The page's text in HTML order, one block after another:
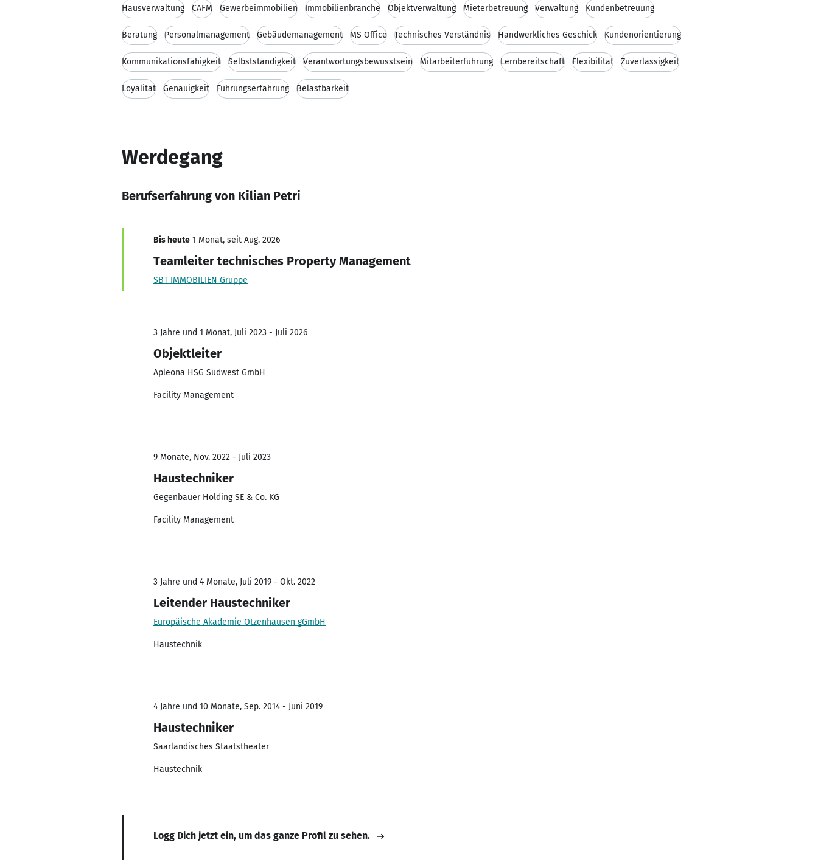
Hausverwaltung CAFM Gewerbeimmobilien Immobilienbranche Objektverwaltung Mieterbetreuung Verwaltung Kundenbetreuung
Beratung Personalmanagement Gebäudemanagement MS Office Technisches Verständnis Handwerkliches Geschick Kundenorientierung
Kommunikationsfähigkeit Selbstständigkeit Verantwortungsbewusstsein Mitarbeiterführung Lernbereitschaft Flexibilität Zuverlässigkeit
Loyalität Genauigkeit Führungserfahrung Belastbarkeit
Werdegang
Berufserfahrung von Kilian Petri
Bis heute 1 Monat, seit Aug. 2026
Teamleiter technisches Property Management
SBT IMMOBILIEN Gruppe
3 Jahre und 1 Monat, Juli 2023 - Juli 2026
Objektleiter
Apleona HSG Südwest GmbH
Facility Management
9 Monate, Nov. 2022 - Juli 2023
Haustechniker
Gegenbauer Holding SE & Co. KG
Facility Management
3 Jahre und 4 Monate, Juli 2019 - Okt. 2022
Leitender Haustechniker
Europäische Akademie Otzenhausen gGmbH
Haustechnik
4 Jahre und 10 Monate, Sep. 2014 - Juni 2019
Haustechniker
Saarländisches Staatstheater
Haustechnik
Logg Dich jetzt ein, um das ganze Profil zu sehen.